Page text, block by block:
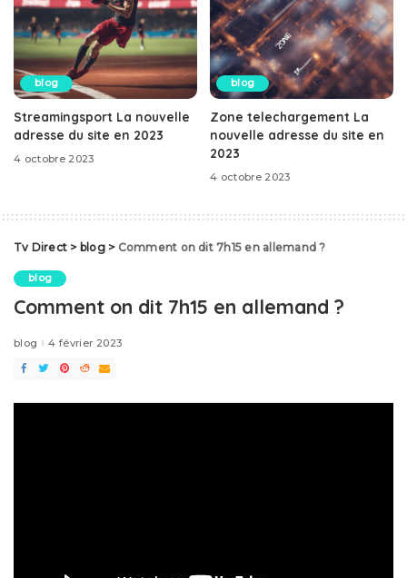
blog
Streamingsport La nouvelle
adresse du site en 2023
4 octobre 2023
blog
Zone telechargement La
nouvelle adresse du site en
2023
4 octobre 2023
Tv Direct > blog> Comment on dit 7h15 en allemand ?
blog
Comment on dit 7h15 en allemand ?
blog 4 février 2023